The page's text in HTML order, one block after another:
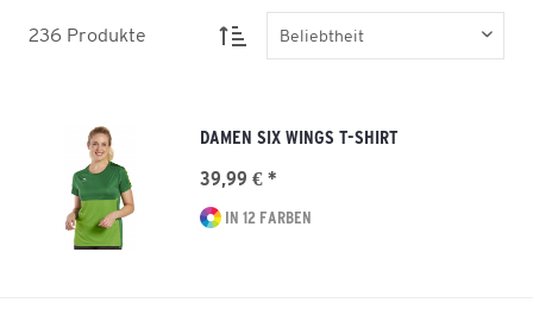
236 Produkte
DAMEN SIX WINGS T-SHIRT
39,99 € *
IN 12 FARBEN